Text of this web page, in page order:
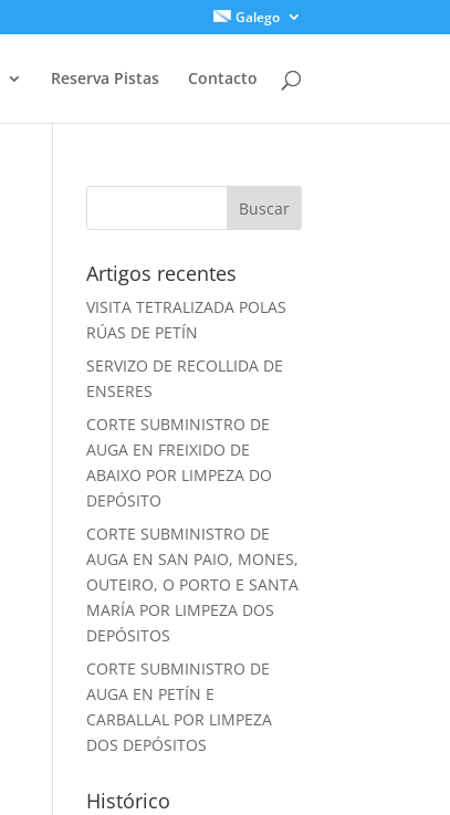
Galego
Reserva Pistas Contacto
Artigos recentes
VISITA TETRALIZADA POLAS
RÚAS DE PETÍN
SERVIZO DE RECOLLIDA DE
ENSERES
CORTE SUBMINISTRO DE
AUGA EN FREIXIDO DE
ABAIXO POR LIMPEZA DO
DEPÓSITO
CORTE SUBMINISTRO DE
AUGA EN SAN PAIO, MONES,
OUTEIRO, O PORTO E SANTA
MARÍA POR LIMPEZA DOS
DEPÓSITOS
CORTE SUBMINISTRO DE
AUGA EN PETÍN E
CARBALLAL POR LIMPEZA
DOS DEPÓSITOS
Histórico